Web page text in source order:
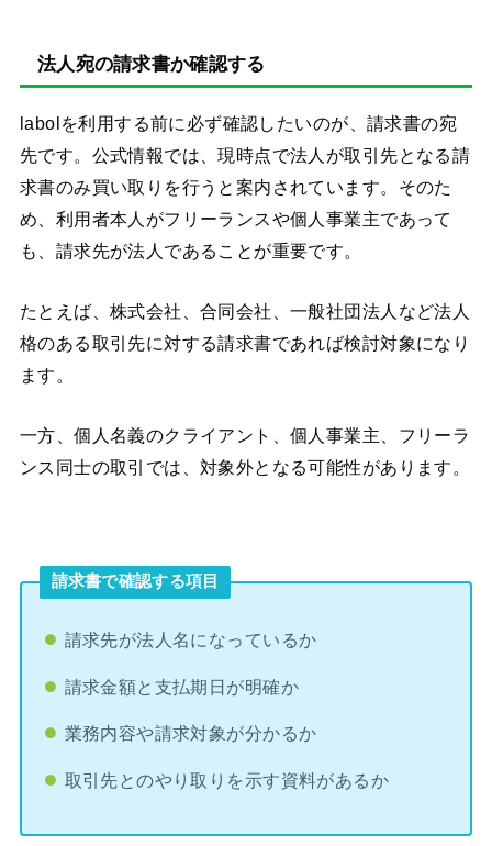
法人宛の請求書か確認する
labolを利用する前に必ず確認したいのが、請求書の宛
先です。公式情報では、現時点で法人が取引先となる請
求書のみ買い取りを行うと案内されています。そのた
め、利用者本人がフリーランスや個人事業主であって
も、請求先が法人であることが重要です。
たとえば、株式会社、合同会社、一般社団法人など法人
格のある取引先に対する請求書であれば検討対象になり
ます。
一方、個人名義のクライアント、個人事業主、フリーラ
ンス同士の取引では、対象外となる可能性があります。
請求書で確認する項目
請求先が法人名になっているか
請求金額と支払期日が明確か
業務内容や請求対象が分かるか
取引先とのやり取りを示す資料があるか